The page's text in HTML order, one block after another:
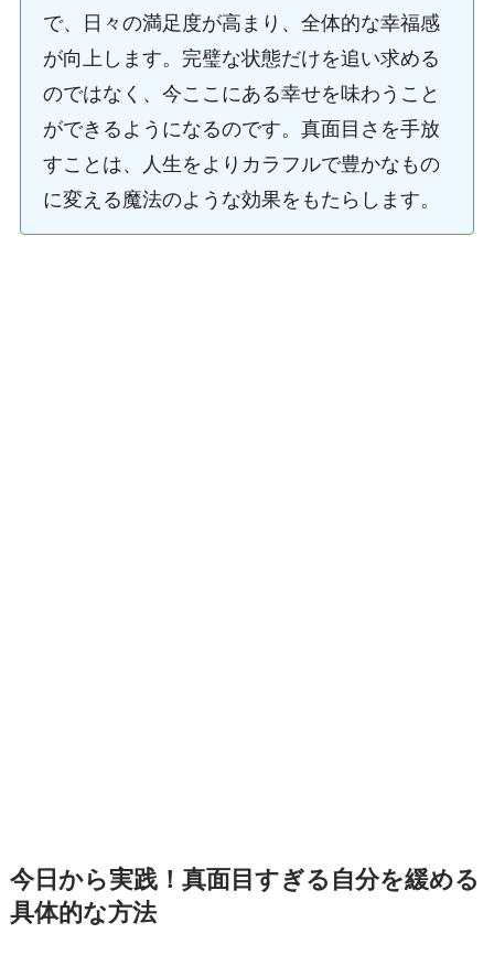
で、日々の満足度が高まり、全体的な幸福感
が向上します。完璧な状態だけを追い求める
のではなく、今ここにある幸せを味わうこと
ができるようになるのです。真面目さを手放
すことは、人生をよりカラフルで豊かなもの
に変える魔法のような効果をもたらします。
今日から実践！真面目すぎる自分を緩める
具体的な方法